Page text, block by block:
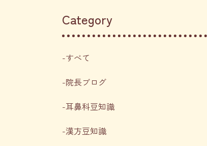
Category
すべて
院長ブログ
耳鼻科豆知識
漢方豆知識